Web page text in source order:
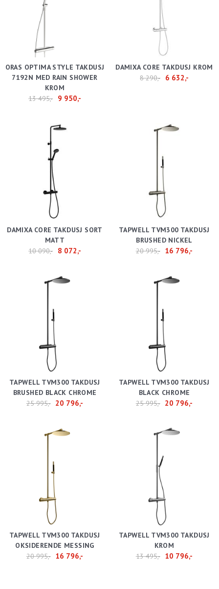
ORAS OPTIMA STYLE TAKDUSJ
7192N MED RAIN SHOWER
KROM
13 495,-
9 950,-
DAMIXA CORE TAKDUSJ KROM
8 290,-
6 632,-
DAMIXA CORE TAKDUSJ SORT
MATT
10 090,-
8 072,-
TAPWELL TVM300 TAKDUSJ
BRUSHED NICKEL
20 995,- 16 796,-
TAPWELL TVM300 TAKDUSJ
BRUSHED BLACK CHROME
25 995,- 20 796,-
TAPWELL TVM300 TAKDUSJ
BLACK CHROME
25 995,- 20 796,-
TAPWELL TVM300 TAKDUSJ
OKSIDERENDE MESSING
20 995,- 16 796,-
TAPWELL TVM300 TAKDUSJ
KROM
13 495,- 10 796,-